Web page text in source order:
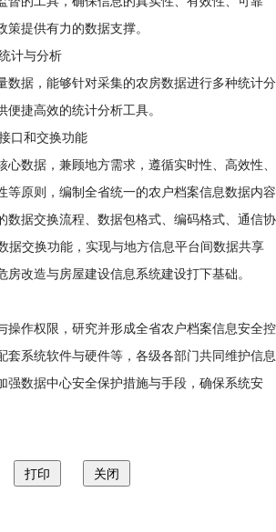
提供有力的数据支撑。
计与分析
数据，能够针对采集的农房数据进行多种统计分
捷高效的统计分析工具。
口和交换功能
心数据，兼顾地方需求，遵循实时性、高效性、
等原则，编制全省统一的农户档案信息数据内容
数据交换流程、数据包格式、编码格式、通信协
据交换功能，实现与地方信息平台间数据共享
房改造与房屋建设信息系统建设打下基础。
操作权限，研究并形成全省农户档案信息安全控
套系统软件与硬件等，各级各部门共同维护信息
强数据中心安全保护措施与手段，确保系统安